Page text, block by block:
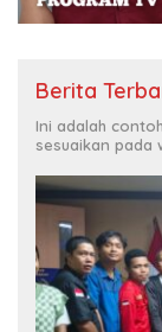
Berita
Ini adalah
sesuaikan pada